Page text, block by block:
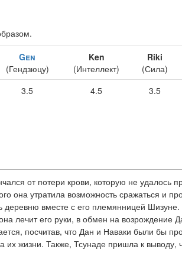
Gen
(Гендзюцу)
Ken
(Интеллект)
Riki
(Сила)
3.5 4.5 3.5
от потери крови, которую не удалось
она утратила возможность сражаться и
деревню вместе с его племянницей Шизуне.
лечит его руки, в обмен на возрождение
посчитав, что Дан и Наваки были бы
их жизни. Также, Тсунаде пришла к